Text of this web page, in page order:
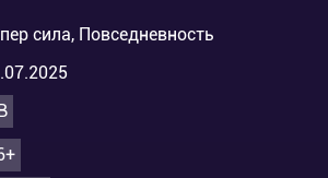
сила, Повседневность